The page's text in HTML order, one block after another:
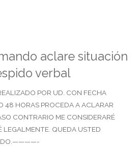
aclare situación
verbal
POR UD. CON FECHA
HORAS PROCEDA A ACLARAR
CONTRARIO ME CONSIDERARÉ
LEGALMENTE. QUEDA USTED